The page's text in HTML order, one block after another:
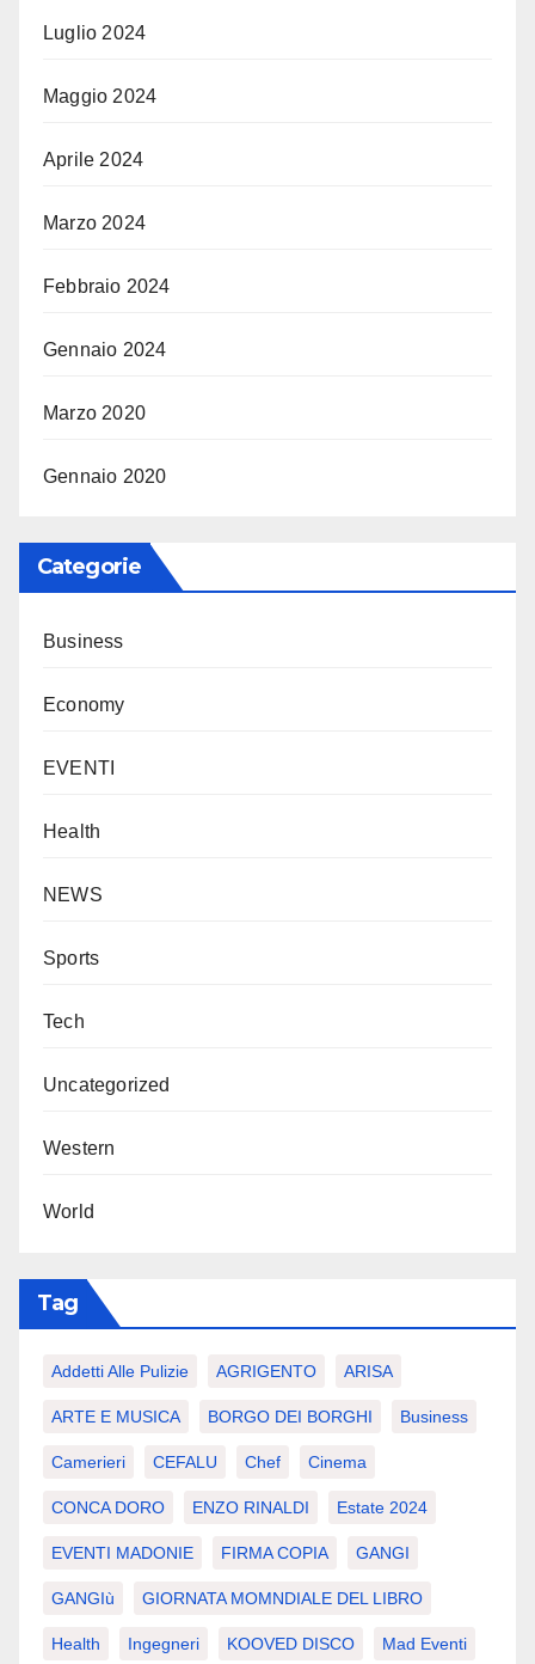
Luglio 2024
Maggio 2024
Aprile 2024
Marzo 2024
Febbraio 2024
Gennaio 2024
Marzo 2020
Gennaio 2020
Categorie
Business
Economy
EVENTI
Health
NEWS
Sports
Tech
Uncategorized
Western
World
Tag
Addetti Alle Pulizie AGRIGENTO ARISA
ARTE E MUSICA BORGO DEI BORGHI Business
Camerieri CEFALU Chef Cinema
CONCA DORO ENZO RINALDI Estate 2024
EVENTI MADONIE FIRMA COPIA GANGI
GANGIù GIORNATA MOMNDIALE DEL LIBRO
Health Ingegneri KOOVED DISCO Mad Eventi